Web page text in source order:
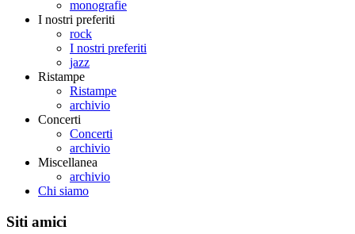
monografie
I nostri preferiti
rock
I nostri preferiti
jazz
Ristampe
Ristampe
archivio
Concerti
Concerti
archivio
Miscellanea
archivio
Chi siamo
Siti amici